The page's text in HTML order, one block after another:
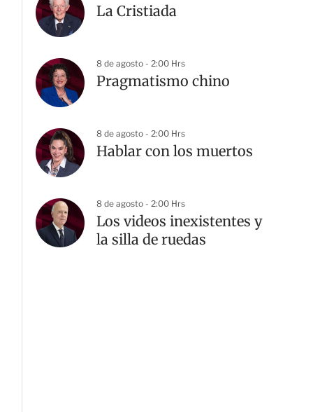
La Cristiada
8 de agosto - 2:00 Hrs
Pragmatismo chino
8 de agosto - 2:00 Hrs
Hablar con los muertos
8 de agosto - 2:00 Hrs
Los videos inexistentes y
la silla de ruedas